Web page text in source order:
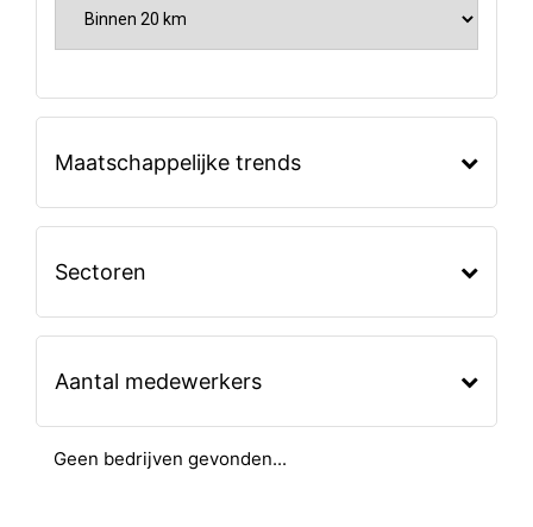
Maatschappelijke trends
Sectoren
Aantal medewerkers
Geen bedrijven gevonden...